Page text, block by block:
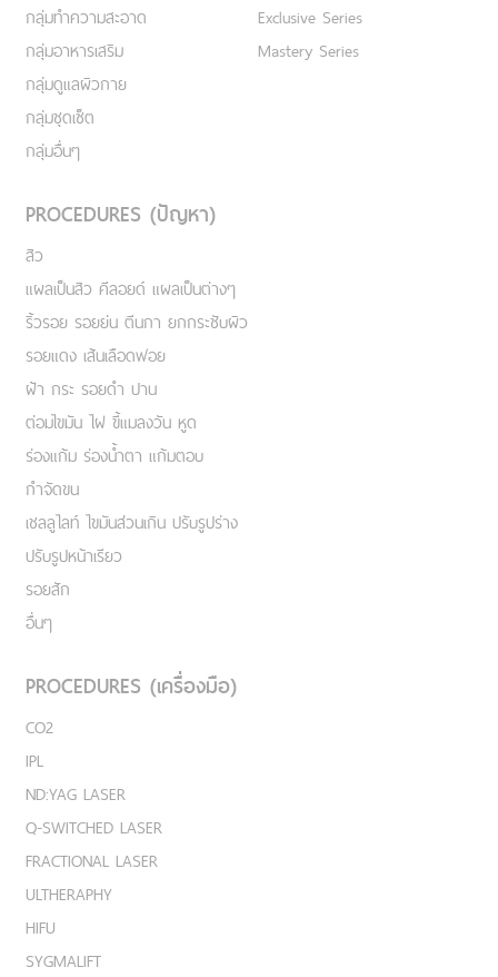
กลุ่มทำความสะอาด
กลุ่มอาหารเสริม
กลุ่มดูแลผิวกาย
กลุ่มชุดเซ็ต
กลุ่มอื่นๆ
Exclusive Series
Mastery Series
PROCEDURES (ปัญหา)
สิว
แผลเป็นสิว คีลอยด์ แผลเป็นต่างๆ
ริ้วรอย รอยย่น ตีนกา ยกกระชับผิว
รอยแดง เส้นเลือดฟอย
ฝ้า กระ รอยดำ ปาน
ต่อมไขมัน ไฝ ขี้แมลงวัน หูด
ร่องแก้ม ร่องน้ำตา แก้มตอบ
กำจัดขน
เชลลูไลท์ ไขมันส่วนเกิน ปรับรูปร่าง
ปรับรูปหน้าเรียว
รอยสัก
อื่นๆ
PROCEDURES (เครื่องมือ)
CO2
IPL
ND:YAG LASER
Q-SWITCHED LASER
FRACTIONAL LASER
ULTHERAPHY
HIFU
SYGMALIFT